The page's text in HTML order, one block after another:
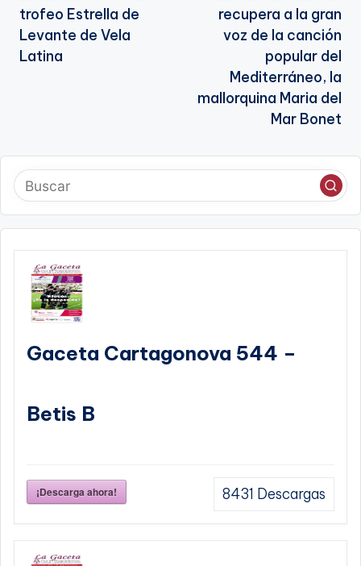
entradas
trofeo Estrella de
Levante de Vela
Latina
recupera a la gran
voz de la canción
popular del
Mediterráneo, la
mallorquina Maria del
Mar Bonet
Gaceta Cartagonova 544 –
Betis B
¡Descarga ahora! 8431 Descargas